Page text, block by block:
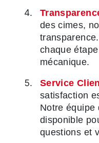
des cimes,
chaque
mécanique.
Service
satisfaction
Notre équipe
disponible
questions et